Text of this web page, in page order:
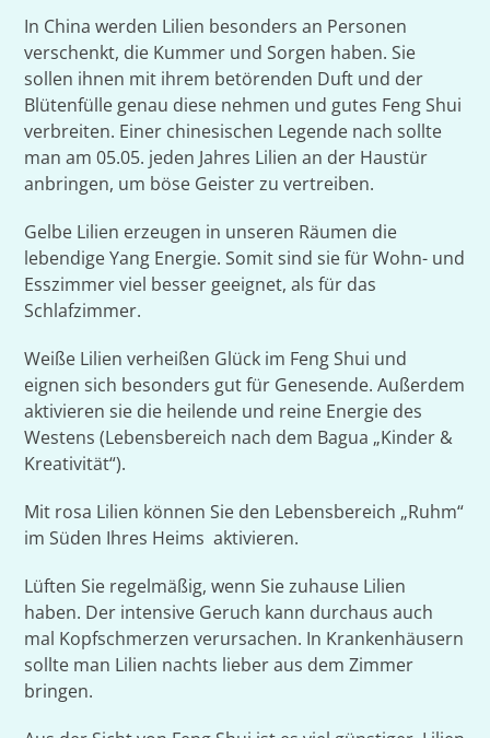
In China werden Lilien besonders an Personen
verschenkt, die Kummer und Sorgen haben. Sie
sollen ihnen mit ihrem betörenden Duft und der
Blütenfülle genau diese nehmen und gutes Feng Shui
verbreiten. Einer chinesischen Legende nach sollte
man am 05.05. jeden Jahres Lilien an der Haustür
anbringen, um böse Geister zu vertreiben.
Gelbe Lilien erzeugen in unseren Räumen die
lebendige Yang Energie. Somit sind sie für Wohn- und
Esszimmer viel besser geeignet, als für das
Schlafzimmer.
Weiße Lilien verheißen Glück im Feng Shui und
eignen sich besonders gut für Genesende. Außerdem
aktivieren sie die heilende und reine Energie des
Westens (Lebensbereich nach dem Bagua „Kinder &
Kreativität“).
Mit rosa Lilien können Sie den Lebensbereich „Ruhm“
im Süden Ihres Heims aktivieren.
Lüften Sie regelmäßig, wenn Sie zuhause Lilien
haben. Der intensive Geruch kann durchaus auch
mal Kopfschmerzen verursachen. In Krankenhäusern
sollte man Lilien nachts lieber aus dem Zimmer
bringen.